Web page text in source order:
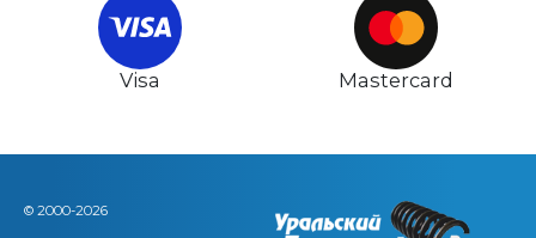
Visa Mastercard
© 2000-2026